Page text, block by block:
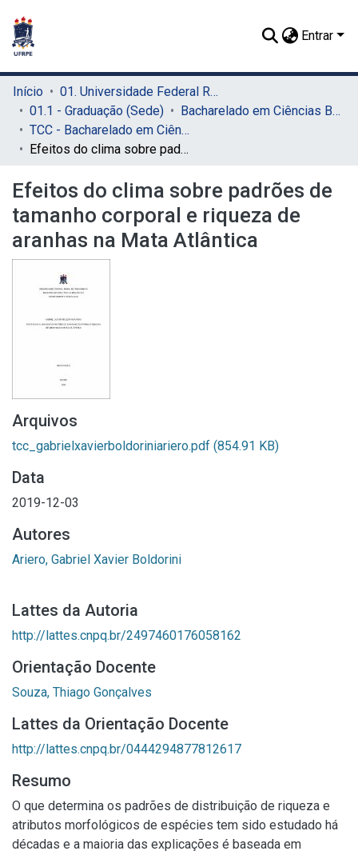
Entrar
Início
01. Universidade Federal Rural de Pernambuco - UFRPE (Sede)
01.1 - Graduação (Sede)
Bacharelado em Ciências Biológicas (Sede)
TCC - Bacharelado em Ciências Biológicas (Sede)
Efeitos do clima sobre padrões de tamanho corporal e riqueza de aranhas na Mata Atlântica
Efeitos do clima sobre padrões de
tamanho corporal e riqueza de
aranhas na Mata Atlântica
Arquivos
tcc_gabrielxavierboldoriniariero.pdf (854.91 KB)
Data
2019-12-03
Autores
Ariero, Gabriel Xavier Boldorini
Lattes da Autoria
http://lattes.cnpq.br/2497460176058162
Orientação Docente
Souza, Thiago Gonçalves
Lattes da Orientação Docente
http://lattes.cnpq.br/0444294877812617
Resumo
O que determina os padrões de distribuição de riqueza e
atributos morfológicos de espécies tem sido estudado há
décadas e a maioria das explicações é baseada em